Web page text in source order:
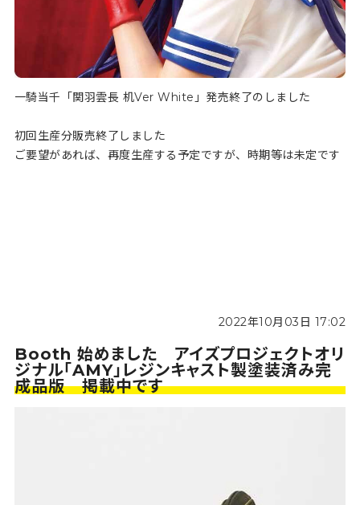
一騎当千「関羽雲長 机Ver White」発売終了のしました
初回生産分販売終了しました
ご要望があれば、再度生産する予定ですが、時期等は未定です
2022年10月03日 17:02
Booth 始めました アイズプロジェクトオリ
ジナル「AMY」レジンキャスト製塗装済み完
成品版 掲載中です